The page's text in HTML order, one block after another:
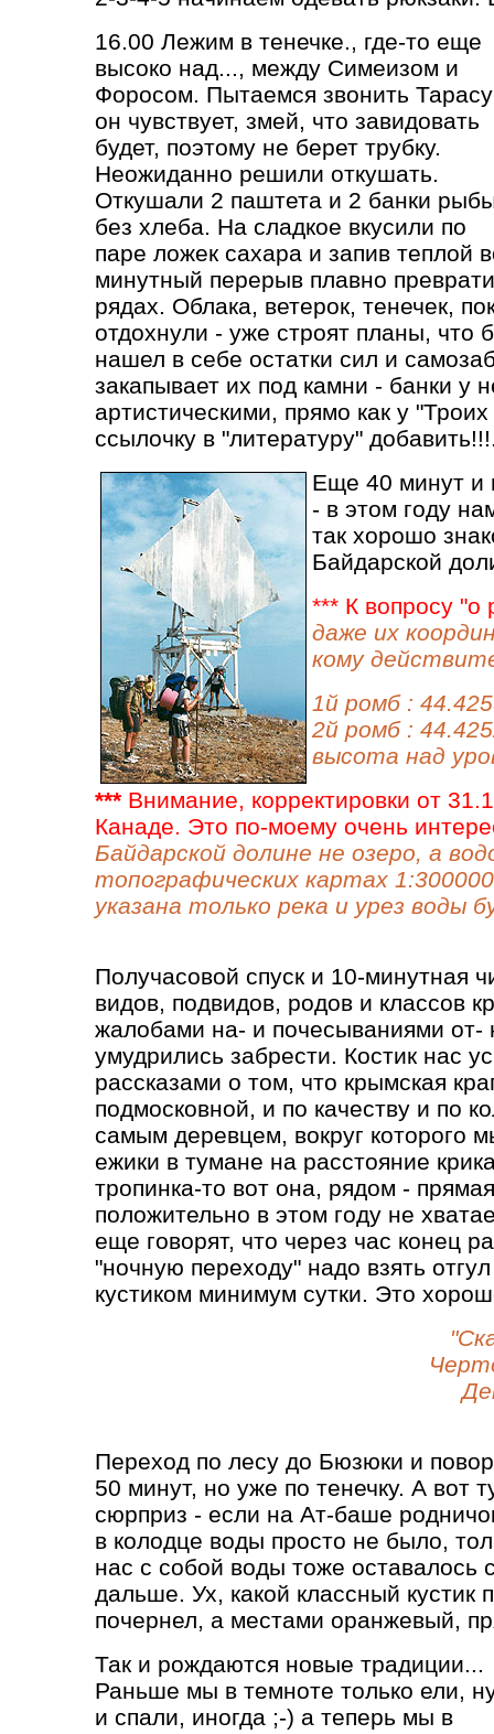
16.00 Лежим в тенечке., где-то еще
высоко над..., между Симеизом и
Форосом. Пытаемся звонить
он чувствует, змей, что завидовать
будет, поэтому не берет трубку.
Неожиданно решили откушать.
Откушали 2 паштета и 2 банки
без хлеба. На сладкое вкусили по
паре ложек сахара и запив теплой
минутный перерыв плавно
рядах. Облака, ветерок, тенечек,
отдохнули - уже строят планы, что
нашел в себе остатки сил и
закапывает их под камни - банки у
артистическими, прямо как у
ссылочку в "литературу"
Еще 40 минут и
- в этом году
так хорошо
Байдарской
*** К вопросу "о
даже их
кому
1й ромб :
2й ромб :
высота над
*** Внимание, корректировки от
Канаде. Это по-моему очень
Байдарской долине не озеро, а
топографических картах
указана только река и урез воды
Получасовой спуск и 10-минутная
видов, подвидов, родов и классов
жалобами на- и почесываниями от-
умудрились забрести. Костик нас
рассказами о том, что крымская
подмосковной, и по качеству и по
самым деревцем, вокруг которого
ежики в тумане на расстояние
тропинка-то вот она, рядом -
положительно в этом году не
еще говорят, что через час конец
"ночную переходу" надо взять
кустиком минимум сутки. Это
Переход по лесу до Бюзюки и
50 минут, но уже по тенечку. А вот
сюрприз - если на Ат-баше
в колодце воды просто не было,
нас с собой воды тоже оставалось
дальше. Ух, какой классный кустик
почернел, а местами оранжевый,
Так и рождаются новые традиции...
Раньше мы в темноте только ели,
и спали, иногда ;-) а теперь мы в